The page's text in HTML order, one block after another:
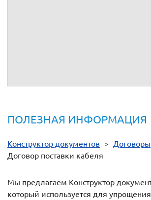
ПОЛЕЗНАЯ ИНФОРМАЦИЯ
Конструктор документов > Договоры
Договор поставки кабеля
Мы предлагаем Конструктор
который используется для